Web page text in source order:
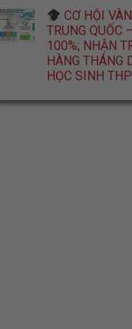
CƠ HỘI
TRUNG QUỐC
100%; NHẬN
HÀNG THÁNG
HỌC SINH